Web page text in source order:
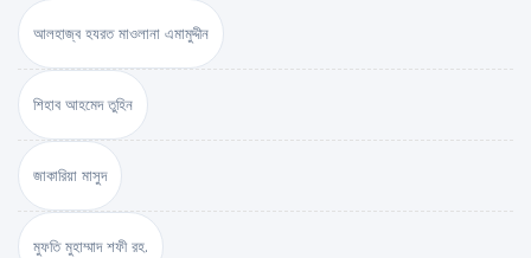
আলহাজ্ব হযরত মাওলানা এমামুদ্দীন
শিহাব আহমেদ তুহিন
জাকারিয়া মাসুদ
মুফতি মুহাম্মাদ শফী রহ.